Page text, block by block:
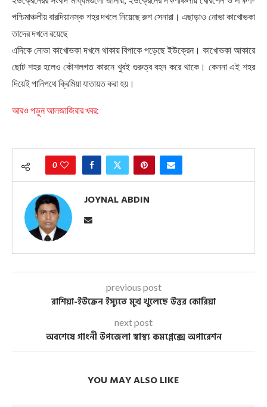
পশ্চিমাঞ্চলীয় বারদিয়ানস্ক শহর দখলে নিয়েছে রুশ সেনারা। এছাড়াও নোভা কাখোভকা
তাদের দখলে রয়েছে
এদিকে নোভা কাখোভকা দখলে থাকায় বিপাকে পড়েছে ইউক্রেন। কাখোভকা আকারে
ছোট শহর হলেও কৌশলগত কারনে খুবই গুরুত্ব বহন করে থাকে। কেননা এই শহর
দিয়েই পানিপথে ক্রিমিয়া যাতায়ত করা হয়।
আরও পড়ুন আলজাজিরার খবর:
0
JOYNAL ABDIN
previous post
রাশিয়া-ইউক্রেন ইস্যুতে মুখ খুলেছে উত্তর কোরিয়া
next post
অবশেষে গাংনী উপজেলা স্বাস্থ্য কমপ্লেক্সে অপারেশন
YOU MAY ALSO LIKE